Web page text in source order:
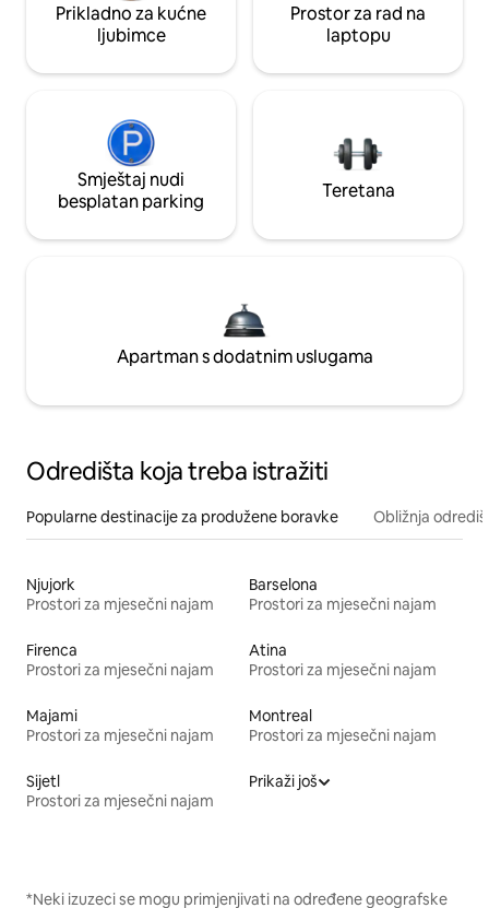
Prikladno za kućne
ljubimce
Prostor za rad na
laptopu
Smještaj nudi
besplatan parking
Teretana
Apartman s dodatnim uslugama
Odredišta koja treba istražiti
Popularne destinacije za produžene boravke Obližnja
Njujork
Prostori za mjesečni najam
Barselona
Prostori za mjesečni najam
Firenca
Prostori za mjesečni najam
Atina
Prostori za mjesečni najam
Majami
Prostori za mjesečni najam
Montreal
Prostori za mjesečni najam
Sijetl
Prostori za mjesečni najam
Prikaži još
*Neki izuzeci se mogu primjenjivati na određene geografske